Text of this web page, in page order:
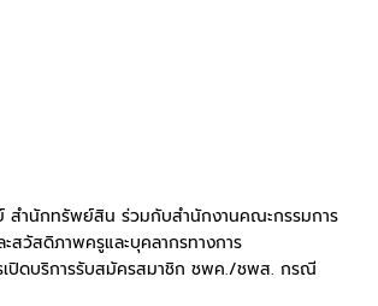
สำนักทรัพย์สิน ร่วมกับสำนักงานคณะกรรมการ
สวัสดิภาพครูและบุคลากรทางการ
เปิดบริการรับสมัครสมาชิก ชพค./ชพส. กรณี